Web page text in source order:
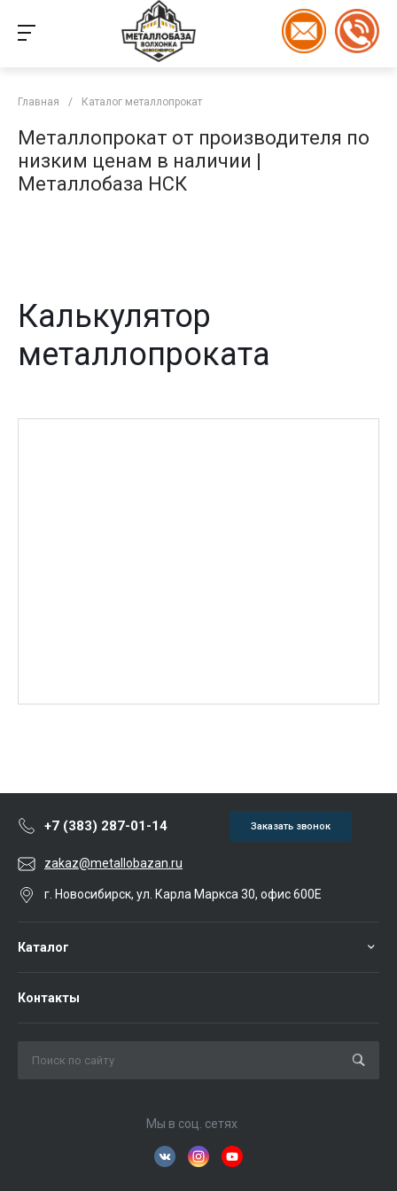
Главная / Каталог металлопрокат
Металлопрокат от производителя по
низким ценам в наличии |
Металлобаза НСК
Калькулятор
металлопроката
+7 (383) 287-01-14 Заказать звонок
zakaz@metallobazan.ru
г. Новосибирск, ул. Карла Маркса 30, офис 600Е
Каталог
Контакты
Мы в соц. сетях